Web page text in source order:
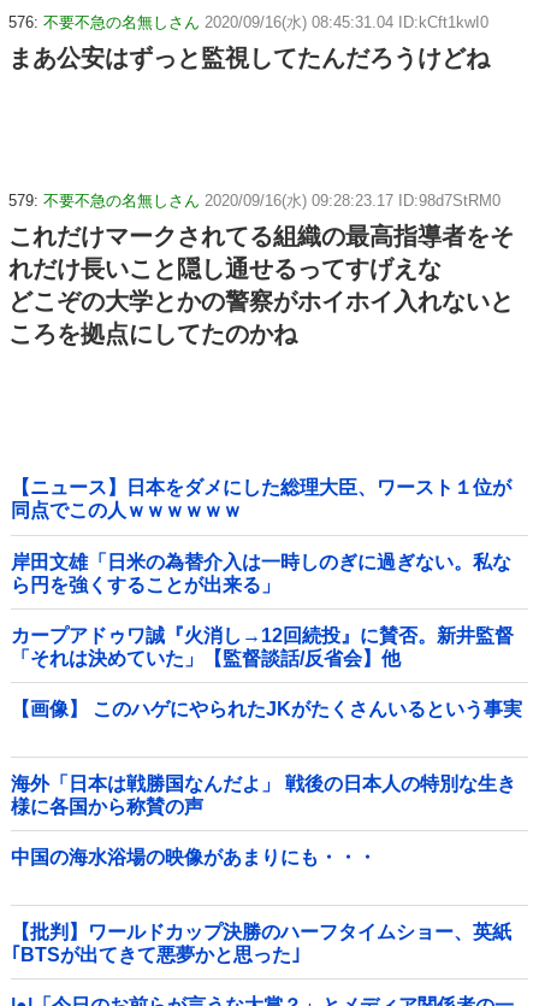
576: 不要不急の名無しさん 2020/09/16(水) 08:45:31.04 ID:kCft1kwI0
まあ公安はずっと監視してたんだろうけどね
579: 不要不急の名無しさん 2020/09/16(水) 09:28:23.17 ID:98d7StRM0
これだけマークされてる組織の最高指導者をそ
れだけ長いこと隠し通せるってすげえな
どこぞの大学とかの警察がホイホイ入れないと
ころを拠点にしてたのかね
【ニュース】日本をダメにした総理大臣、ワースト１位が
同点でこの人ｗｗｗｗｗｗ
岸田文雄「日米の為替介入は一時しのぎに過ぎない。私な
ら円を強くすることが出来る」
カープアドゥワ誠『火消し→12回続投』に賛否。新井監督
「それは決めていた」【監督談話/反省会】他
【画像】 このハゲにやられたJKがたくさんいるという事実
海外「日本は戦勝国なんだよ」 戦後の日本人の特別な生き
様に各国から称賛の声
中国の海水浴場の映像があまりにも・・・
【批判】ワールドカップ決勝のハーフタイムショー、英紙
｢BTSが出てきて悪夢かと思った｣